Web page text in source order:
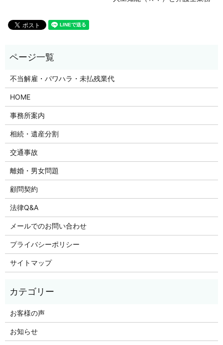
不当解雇・パワハラ・未払残業代
HOME
事務所案内
相続・遺産分割
交通事故
離婚・男女問題
顧問契約
法律Q&A
メールでのお問い合わせ
プライバシーポリシー
サイトマップ
お客様の声
お知らせ